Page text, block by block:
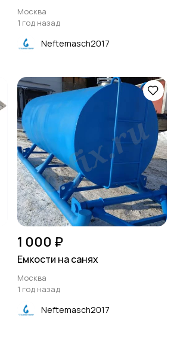
Москва
1 год назад
Neftemasch2017
1 000 ₽
Емкости на санях
Москва
1 год назад
Neftemasch2017